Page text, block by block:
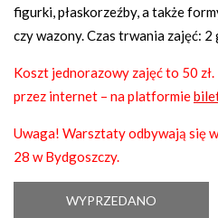
figurki, płaskorzeźby, a także
czy wazony. Czas trwania zajęć:
Koszt jednorazowy zajęć to 50
przez internet – na platformie
Uwaga! Warsztaty odbywają się
28 w Bydgoszczy.
WYPRZEDANO